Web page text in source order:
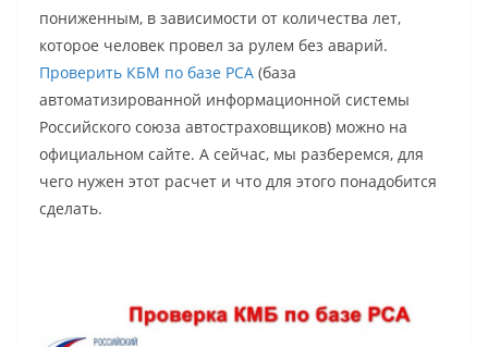
пониженным, в зависимости от количества лет,
которое человек провел за рулем без аварий.
Проверить КБМ по базе РСА (база
автоматизированной информационной системы
Российского союза автостраховщиков) можно на
официальном сайте. А сейчас, мы разберемся, для
чего нужен этот расчет и что для этого понадобится
сделать.